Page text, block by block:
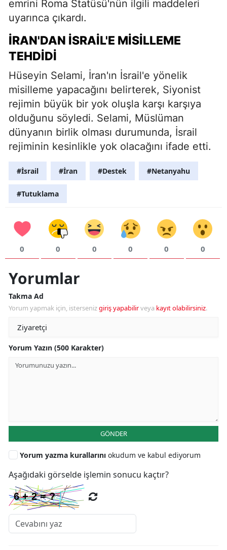
emrini Roma Statüsü'nün ilgili maddeleri
uyarınca çıkardı.
İRAN'DAN İSRAIL'E MISILLEME
TEHDIDI
Hüseyin Selami, İran'ın İsrail'e yönelik
misilleme yapacağını belirterek, Siyonist
rejimin büyük bir yok oluşla karşı karşıya
olduğunu söyledi. Selami, Müslüman
dünyanın birlik olması durumunda, İsrail
rejiminin kesinlikle yok olacağını ifade etti.
#İsrail #İran #Destek #Netanyahu
#Tutuklama
0 0 0 0 0 0
Yorumlar
Takma Ad
Yorum yapmak için, istersenizgiriş yapabilirveya kayıt olabilirsiniz.
Yorum Yazın (500 Karakter)
GÖNDER
Yorum yazma kurallarını okudum ve kabul ediyorum
Aşağıdaki görselde işlemin sonucu kaçtır?